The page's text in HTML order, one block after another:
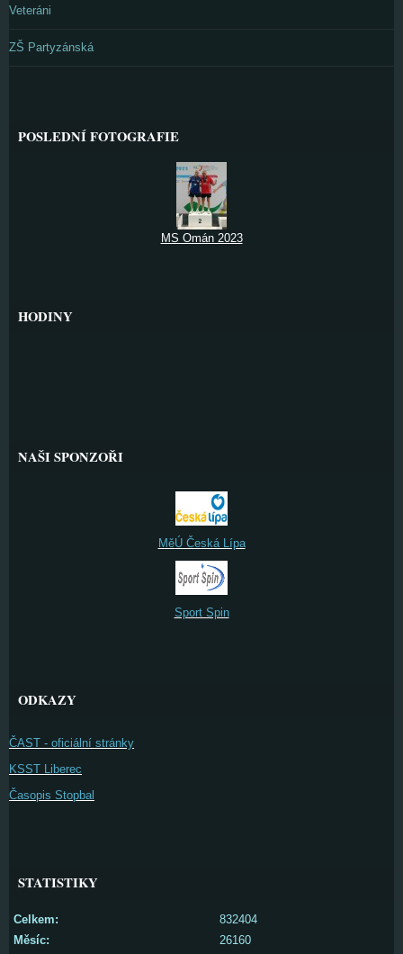
Veteráni
ZŠ Partyzánská
POSLEDNÍ FOTOGRAFIE
MS Omán 2023
HODINY
NAŠI SPONZOŘI
MěÚ Česká Lípa
Sport Spin
ODKAZY
ČAST - oficiální stránky
KSST Liberec
Časopis Stopbal
STATISTIKY
Celkem:
832404
Měsíc:
26160